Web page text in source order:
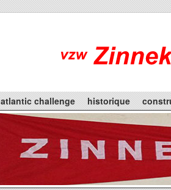
atlantic challenge historique